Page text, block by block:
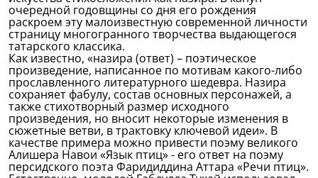
очередной годовщины со дня его рождения
раскроем эту малоизвестную современной личности
страницу многогранного творчества выдающегося
татарского классика.
Как известно, «назира (ответ) – поэтическое
произведение, написанное по мотивам какого-либо
прославленного литературного шедевра. Назира
сохраняет фабулу, состав основных персонажей, а
также стихотворный размер исходного
произведения, но вносит некоторые изменения в
сюжетные ветви, в трактовку ключевой идеи». В
качестве примера можно привести поэму великого
Алишера Навои «Язык птиц» - его ответ на поэму
персидского поэта Фаридиддина Аттара «Речи птиц».